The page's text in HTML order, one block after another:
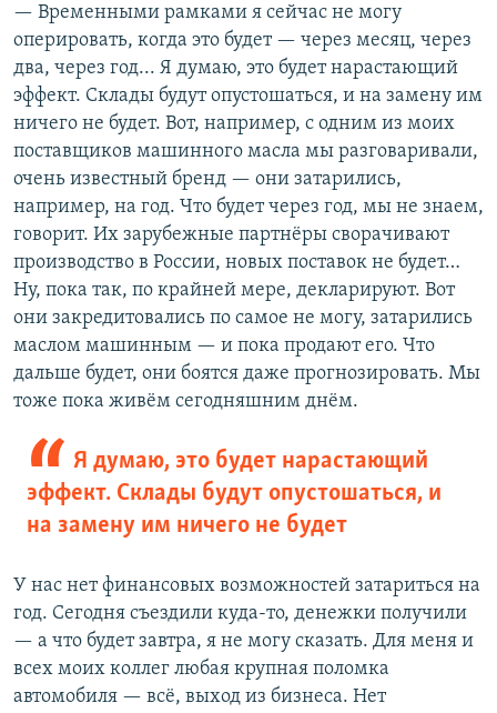
— Временными рамками я сейчас не могу
оперировать, когда это будет — через месяц, через
два, через год... Я думаю, это будет нарастающий
эффект. Склады будут опустошаться, и на замену им
ничего не будет. Вот, например, с одним из моих
поставщиков машинного масла мы разговаривали,
очень известный бренд — они затарились,
например, на год. Что будет через год, мы не знаем,
говорит. Их зарубежные партнёры сворачивают
производство в России, новых поставок не будет…
Ну, пока так, по крайней мере, декларируют. Вот
они закредитовались по самое не могу, затарились
маслом машинным — и пока продают его. Что
дальше будет, они боятся даже прогнозировать. Мы
тоже пока живём сегодняшним днём.
Я думаю, это будет нарастающий
эффект. Склады будут опустошаться, и
на замену им ничего не будет
У нас нет финансовых возможностей затариться на
год. Сегодня съездили куда-то, денежки получили
— а что будет завтра, я не могу сказать. Для меня и
всех моих коллег любая крупная поломка
автомобиля — всё, выход из бизнеса. Нет